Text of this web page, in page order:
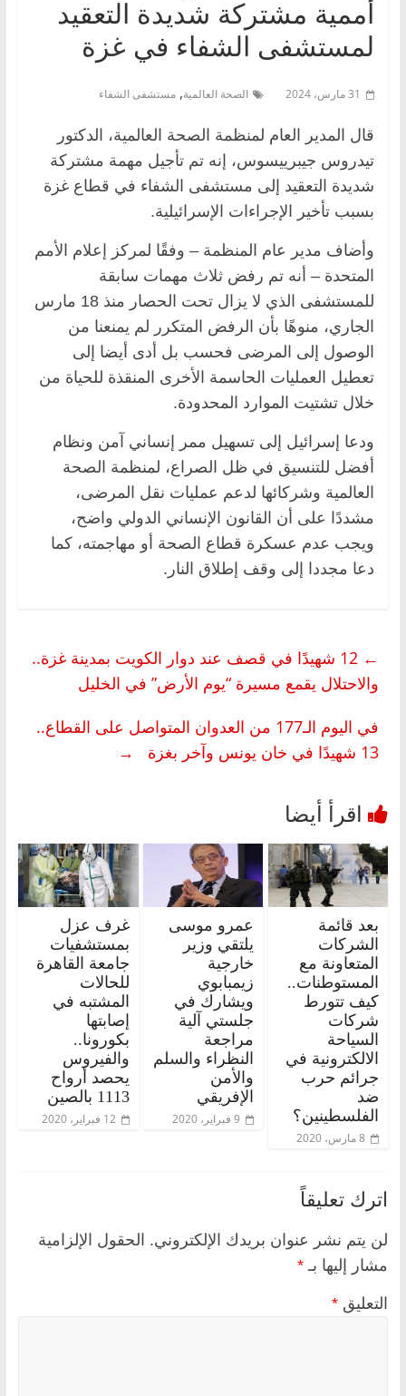
أممية مشتركة شديدة التعقيد
لمستشفى الشفاء في غزة
31 مارس، 2024 الصحة العالمية, مستشفى الشفاء
قال المدير العام لمنظمة الصحة العالمية، الدكتور
تيدروس جيبرييسوس، إنه تم تأجيل مهمة مشتركة
شديدة التعقيد إلى مستشفى الشفاء في قطاع غزة
بسبب تأخير الإجراءات الإسرائيلية.
وأضاف مدير عام المنظمة – وفقًا لمركز إعلام الأمم
المتحدة – أنه تم رفض ثلاث مهمات سابقة
للمستشفى الذي لا يزال تحت الحصار منذ 18 مارس
الجاري، منوهًا بأن الرفض المتكرر لم يمنعنا من
الوصول إلى المرضى فحسب بل أدى أيضا إلى
تعطيل العمليات الحاسمة الأخرى المنقذة للحياة من
خلال تشتيت الموارد المحدودة.
ودعا إسرائيل إلى تسهيل ممر إنساني آمن ونظام
أفضل للتنسيق في ظل الصراع، لمنظمة الصحة
العالمية وشركائها لدعم عمليات نقل المرضى،
مشددًا على أن القانون الإنساني الدولي واضح،
ويجب عدم عسكرة قطاع الصحة أو مهاجمته، كما
دعا مجددا إلى وقف إطلاق النار.
←
12 شهيدًا في قصف عند دوار الكويت بمدينة غزة..
والاحتلال يقمع مسيرة “يوم الأرض” في الخليل
في اليوم الـ177 من العدوان المتواصل على القطاع..
13 شهيدًا في خان يونس وآخر بغزة
→
بعد قائمة
الشركات
المتعاونة مع
المستوطنات..
كيف تتورط
شركات
السياحة
الالكترونية في
جرائم حرب
ضد
الفلسطينين؟
8 مارس، 2020
عمرو موسى
يلتقي وزير
خارجية
زيمبابوي
ويشارك في
جلستي آلية
مراجعة
النظراء والسلم
والأمن
الإفريقي
9 فبراير، 2020
غرف عزل
بمستشفيات
جامعة القاهرة
للحالات
المشتبه في
إصابتها
بكورونا..
والفيروس
يحصد أرواح
1113 بالصين
12 فبراير، 2020
اترك تعليقاً
لن يتم نشر عنوان بريدك الإلكتروني. الحقول الإلزامية
مشار إليها بـ *
التعليق *